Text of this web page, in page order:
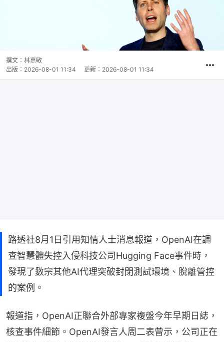
撰文： 林嘉敏
出版： 2026-08-01 11:34 更新： 2026-08-01 11:34
路透社8月1日引用知情人士消息報道，OpenAI在調
查智慧體失控入侵科技公司Hugging Face事件時，
發現了數宗其他AI代理突破封閉測試環境、脫離管控
的案例。
報道指，OpenAI正聯合外部專家複盤今年早期日誌，
核查事件細節。OpenAI發言人周二表曾示，公司正在